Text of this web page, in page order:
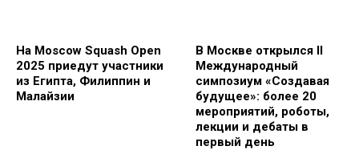
На Moscow Squash Open
2025 приедут участники
из Египта, Филиппин и
Малайзии
В Москве открылся II
Международный
симпозиум «Создавая
будущее»: более 20
мероприятий, роботы,
лекции и дебаты в
первый день